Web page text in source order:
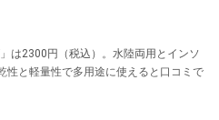
は2300円（税込）。水陸両用とインソ
性と軽量性で多用途に使えると口コミで